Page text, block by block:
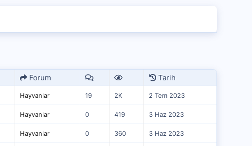
Forum Tarih
Hayvanlar 19 2K 2 Tem 2023
Hayvanlar 0 419 3 Haz 2023
Hayvanlar 0 360 3 Haz 2023